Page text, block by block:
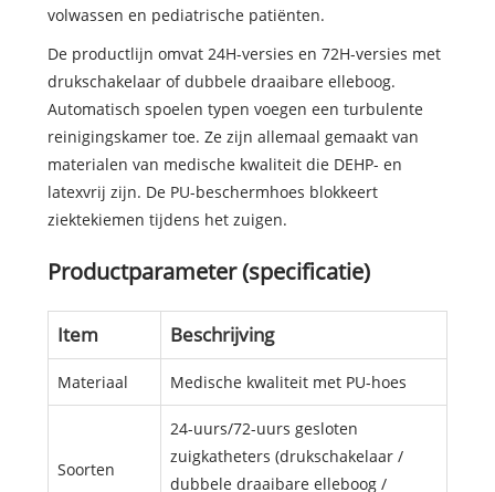
volwassen en pediatrische patiënten.
De productlijn omvat 24H-versies en 72H-versies met
drukschakelaar of dubbele draaibare elleboog.
Automatisch spoelen typen voegen een turbulente
reinigingskamer toe. Ze zijn allemaal gemaakt van
materialen van medische kwaliteit die DEHP- en
latexvrij zijn. De PU-beschermhoes blokkeert
ziektekiemen tijdens het zuigen.
Productparameter (specificatie)
Item Beschrijving
Materiaal Medische kwaliteit met PU-hoes
Soorten
24-uurs/72-uurs gesloten
zuigkatheters (drukschakelaar /
dubbele draaibare elleboog /